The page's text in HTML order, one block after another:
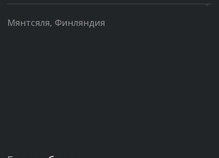
Мянтсяля, Финляндия